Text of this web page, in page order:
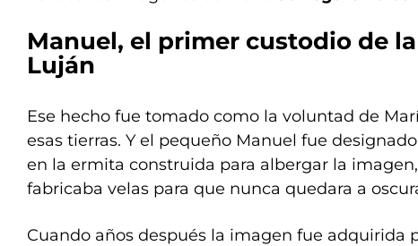
Manuel, el primer custodio de
Luján
Ese hecho fue tomado como la voluntad de
esas tierras. Y el pequeño Manuel fue
en la ermita construida para albergar la
fabricaba velas para que nunca quedara a
Cuando años después la imagen fue adquirida